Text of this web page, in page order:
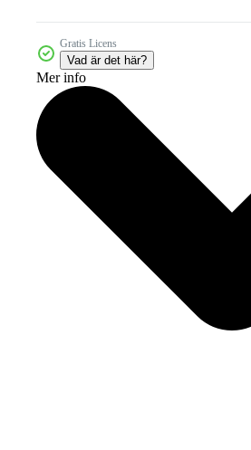
Gratis Licens
Vad är det här?
Mer info